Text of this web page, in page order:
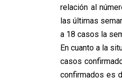
relación al
las últimas
a 18 casos la
En cuanto a la
casos
confirmados es